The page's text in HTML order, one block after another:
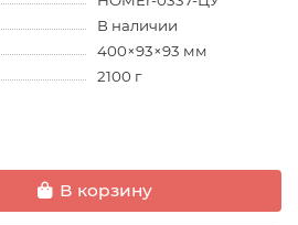
В наличии
400×93×93 мм
2100 г
В корзину